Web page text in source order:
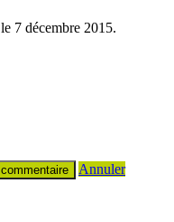
le 7 décembre 2015.
Annuler